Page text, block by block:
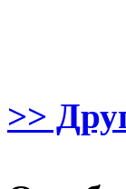
>>